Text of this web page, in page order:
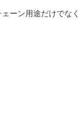
ーン用途だけでな